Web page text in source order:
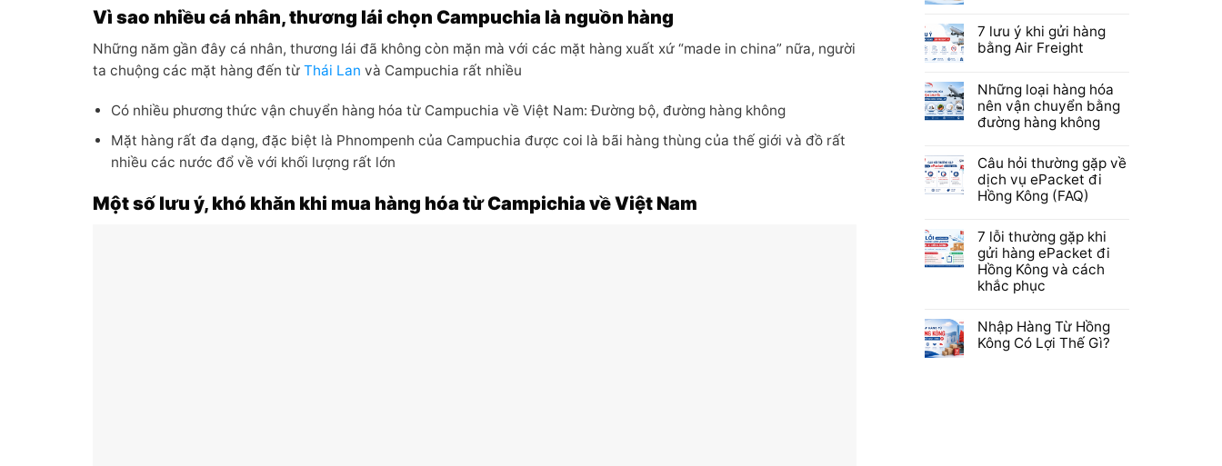
Vì sao nhiều cá nhân, thương lái chọn Campuchia là nguồn hàng
Những năm gần đây cá nhân, thương lái đã không còn mặn mà với các mặt hàng xuất xứ “made in china” nữa, người
ta chuộng các mặt hàng đến từ Thái Lan và Campuchia rất nhiều
Có nhiều phương thức vận chuyển hàng hóa từ Campuchia về Việt Nam: Đường bộ, đường hàng không
Mặt hàng rất đa dạng, đặc biệt là Phnompenh của Campuchia được coi là bãi hàng thùng của thế giới và đồ rất
nhiều các nước đổ về với khối lượng rất lớn
Một số lưu ý, khó khăn khi mua hàng hóa từ Campichia về Việt Nam
7 lưu ý khi gửi hàng
bằng Air Freight
Những loại hàng hóa
nên vận chuyển bằng
đường hàng không
Câu hỏi thường gặp về
dịch vụ ePacket đi
Hồng Kông (FAQ)
7 lỗi thường gặp khi
gửi hàng ePacket đi
Hồng Kông và cách
khắc phục
Nhập Hàng Từ Hồng
Kông Có Lợi Thế Gì?